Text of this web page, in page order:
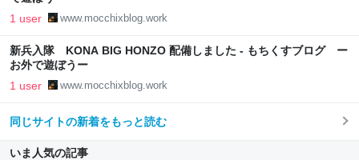
1 user www.mocchixblog.work
新兵入隊 KONA BIG HONZO 配備しました - もちくすブログ ー
お外で遊ぼうー
1 user www.mocchixblog.work
同じサイトの新着をもっと読む
いま人気の記事